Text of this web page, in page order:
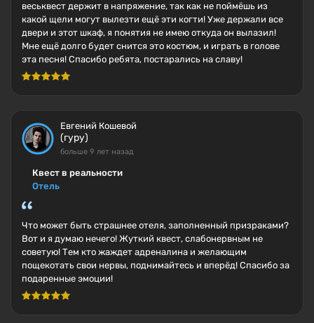
веськвест держит в напряжение, так как не поймёшь из
какой щели могут вылезти ещё эти когти! Уже держали все
двери и этот шкаф, я понятия не имею откуда он вылазил!
Мне ещё долго будет снится это костюм, и играть в голове
эта песня! Спасибо ребята, постарались на славу!
Евгений Кошевой
(гуру)
больше 9 лет назад
Квест в реальности
Отель
Что может быть страшнее отеля, заполненный призраками?
Вот и я думаю нечего! Жуткий квест, слабонервным не
советую! Тем кто жаждет адреналина и желающим
пощекотать свои нервы, поднимайтесь и вперёд! Спасибо за
подаренные эмоции!